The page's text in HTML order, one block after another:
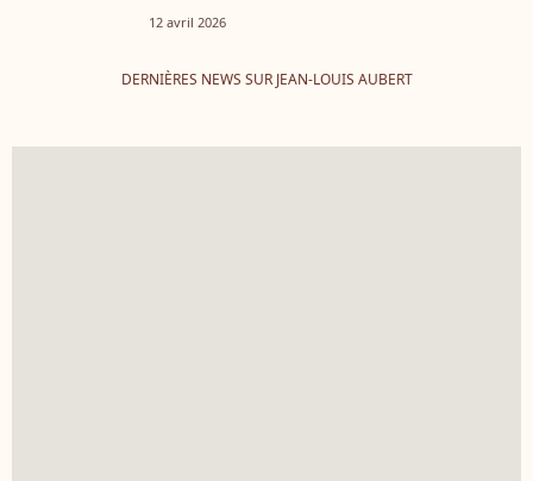
12 avril 2026
DERNIÈRES NEWS SUR JEAN-LOUIS AUBERT